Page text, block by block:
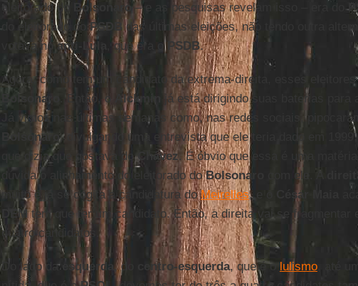
eleitorado do
Bolsonaro – e as pesquisas revelam isso – era do
do eleitorado doPSDB
das últimas eleições, não tendo outra
votava noanti-Lula , que era o PSDB.
Agora, como tem um candidato da extrema-direita, esses
Bolsonaro
. Então, o Alckmin
já está dirigindo suas baterias para
Já vimos nas últimas semanas como, nas redes sociais,
Bolsonaro, divulgando uma entrevista que ele teria dado em 1999
que dizia que gostava doChávez. É óbvio que essa é uma
dúvida o alinhamento do eleitorado doBolsonaro com ele. A
muito e já se cogita a candidatura doMeirelles, e o César Maia
DEM tem que ter um candidato. Então, a direita vai se fragmentar
quatro candidatos.
Do lado da esquerda , do centro-esquerda, que é o lulismo, até